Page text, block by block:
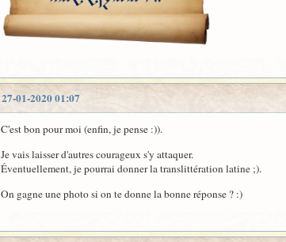
27-01-2020 01:07
C'est bon pour moi (enfin, je pense :)).
Je vais laisser d'autres courageux s'y attaquer.
Éventuellement, je pourrai donner la translittération latine ;).
On gagne une photo si on te donne la bonne réponse ? :)